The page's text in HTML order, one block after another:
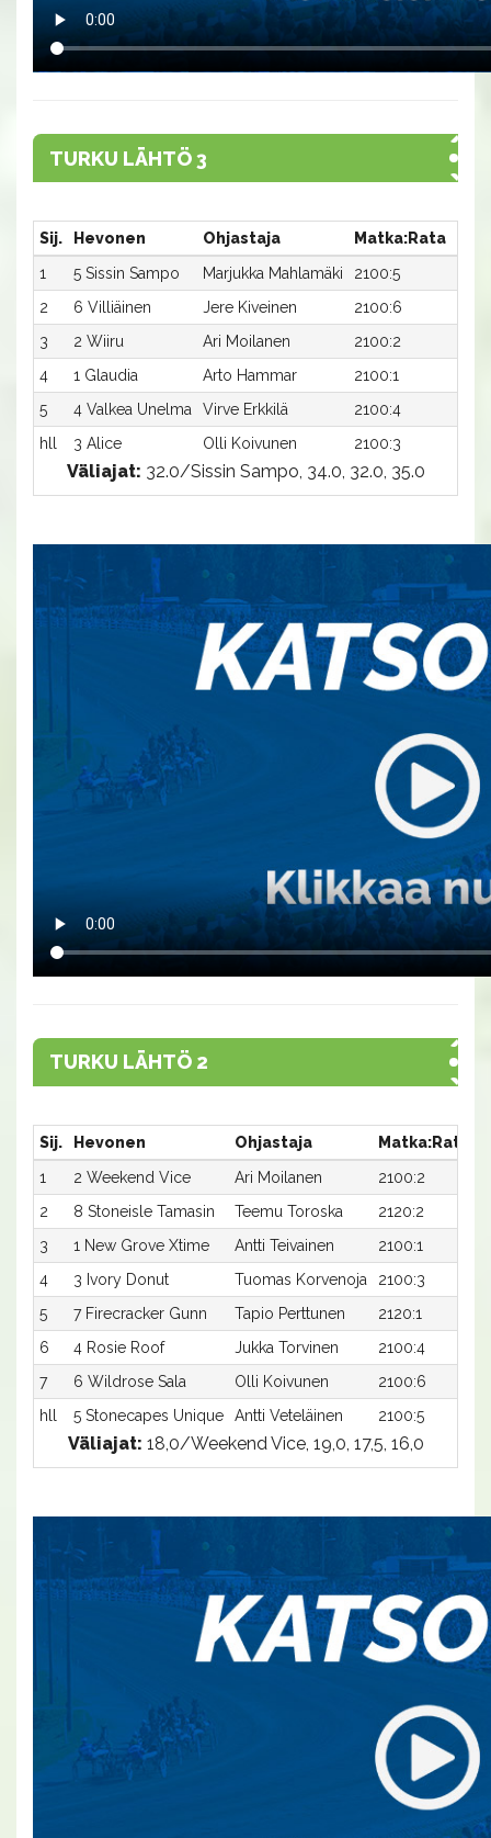
TURKU LÄHTÖ 3
Sij. Hevonen Ohjastaja Matka:Rata
1
5 Sissin Sampo Marjukka Mahlamäki 2100:5
2
6 Villiäinen Jere Kiveinen 2100:6
3
2 Wiiru Ari Moilanen 2100:2
4
1 Glaudia Arto Hammar 2100:1
5
4 Valkea Unelma Virve Erkkilä 2100:4
hll
3 Alice Olli Koivunen 2100:3
Väliajat: 32.0/Sissin Sampo, 34.0, 32.0, 35.0
TURKU LÄHTÖ 2
Sij. Hevonen Ohjastaja Matka:Rata
1
2 Weekend Vice Ari Moilanen 2100:2
2
8 Stoneisle Tamasin Teemu Toroska 2120:2
3
1 New Grove Xtime Antti Teivainen 2100:1
4
3 Ivory Donut Tuomas Korvenoja 2100:3
5
7 Firecracker Gunn Tapio Perttunen 2120:1
6
4 Rosie Roof Jukka Torvinen 2100:4
7
6 Wildrose Sala Olli Koivunen 2100:6
hll
5 Stonecapes Unique Antti Veteläinen 2100:5
Väliajat: 18,0/Weekend Vice, 19,0, 17,5, 16,0